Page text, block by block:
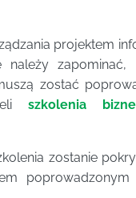
projektem
należy zapominać,
zostać
szkolenia
zostanie